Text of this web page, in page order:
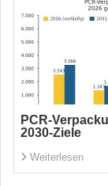
PCR-
2030-Ziele
Weiterlesen